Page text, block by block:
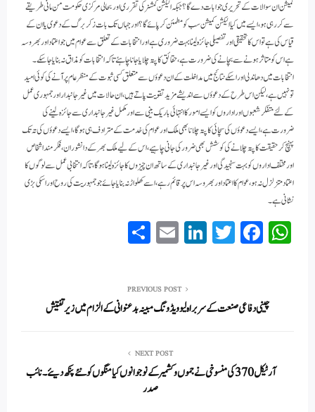
کمیشن ان سوالات کے تحریری جوابات دے گا؟جبکہ الیکشن کمشنر کی تقرری اور بحالی مرکزی حکومت من مانی طریقے
سے کررہی ہو، ایسے میں کیا الیکشن کمیشن سب کو مطمئن کرپائے گا؟اور جہاں تک بات زکربرگ کے دعوی یا ان کے
قیاس کی ہے تو اس کا تحقیقی اور تفصیلی جائزہ لینا بہت ضروری ہے اور انتخابات کے تعلق سے عوام میں جو اعتماد اور بھروسہ
ہے اس کو متاثر ہونے سے بچانے کی ضرورت ہے،حقائق کا پتہ چلایا جانا چاہئے تاکہ انتخابات کو مذاق نہ بنایاجاسکے۔
انتخابات میں دھاندلی اوراسکے نتائج میں مداخلت کے ان دعوؤں سے متعلق کسی ثبوت کے منظر عام پر آنے کی کوئی امید
تو نہیں ہے، لیکن اس طرح کے دعوؤں سے اندیشے مزید تقویت پاتے ہیں،ان حالات میں غیر جانبدار اور جمہوری عمل
کے لئے متفکرشعبوں اور اداروں کو ایسے امور کا انتہائی باریک بینی سے اور مکمل غیر جانبداری سے جائزہ لینے کی
ضرورت ہے،ایسے دعوؤں کی سچائی کا پتہ چلانا بھی ملک اورعوام کی خدمت کے مترادف ہی ہوگا، ایسے دعوؤں کی تہ تک
پہنچ کرحقیقت کا پتہ چلانے کی کوشش بھی ضرور کی جانی چاہیے،اس کے لیے ملک بھر کے دانشوران ،فکرمنداشخاص
اورمختلف اداروں کو بہت سنجیدگی اور غیرجانبداری کے ساتھ ان چیزوں کا جائزہ لینا ہوگا،تاکہ انتخابی عمل سےلوگوں کا
اعتماد متزلزل نہ ہو،عوام کا اعتماد اور بھروسہ اس پر قائم رہے،اسے کھلواڑنہ بنایاجائے جو جمہوریت کی روح اوراسکی بڑی
نشانی ہے۔
W
ha
A
pp
Fa
ce
ok
T
wi
r
Li
nk
In
E
m
PREVIOUS POST
چینی دفاعی صنعت کے سربراہ لیو ویڈونگ مبینہ بدعنوانی کے الزام میں زیر تفتیش
NEXT POST
آرٹیکل 370 کی منسوخی نے جموں و کشمیر کے نوجوانوں کیامنگوں کو نئے پنکھ دیئے۔ نائب
صدر